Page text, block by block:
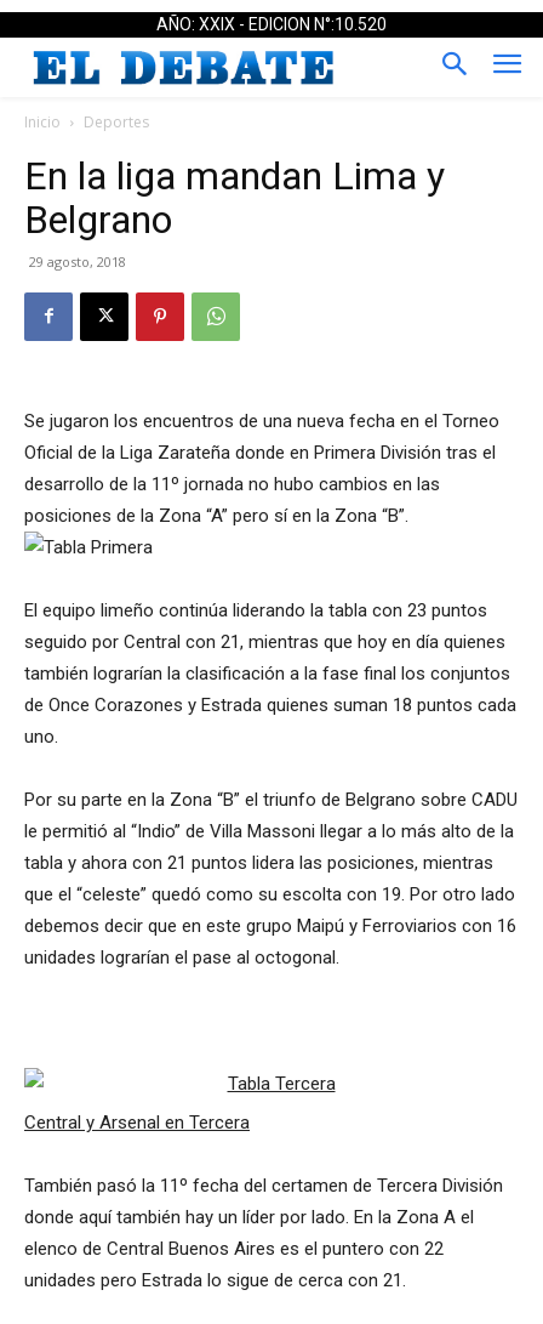
AÑO: XXIX - EDICION N°:10.520
Inicio Deportes
En la liga mandan Lima y
Belgrano
29 agosto, 2018
Se jugaron los encuentros de una nueva fecha en el Torneo
Oficial de la Liga Zarateña donde en Primera División tras el
desarrollo de la 11º jornada no hubo cambios en las
posiciones de la Zona “A” pero sí en la Zona “B”.
El equipo limeño continúa liderando la tabla con 23 puntos
seguido por Central con 21, mientras que hoy en día quienes
también lograrían la clasificación a la fase final los conjuntos
de Once Corazones y Estrada quienes suman 18 puntos cada
uno.
Por su parte en la Zona “B” el triunfo de Belgrano sobre CADU
le permitió al “Indio” de Villa Massoni llegar a lo más alto de la
tabla y ahora con 21 puntos lidera las posiciones, mientras
que el “celeste” quedó como su escolta con 19. Por otro lado
debemos decir que en este grupo Maipú y Ferroviarios con 16
unidades lograrían el pase al octogonal.
Central y Arsenal en Tercera
También pasó la 11º fecha del certamen de Tercera División
donde aquí también hay un líder por lado. En la Zona A el
elenco de Central Buenos Aires es el puntero con 22
unidades pero Estrada lo sigue de cerca con 21.